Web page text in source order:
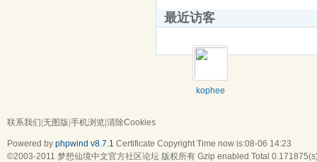
最近访客
kophee
联系我们 无图版 手机浏览 清除Cookies
Powered by phpwind v8.7.1 Certificate Copyright Time now is:08-06 14:23
©2003-2011 梦想仙境中文官方社区论坛 版权所有 Gzip enabled Total